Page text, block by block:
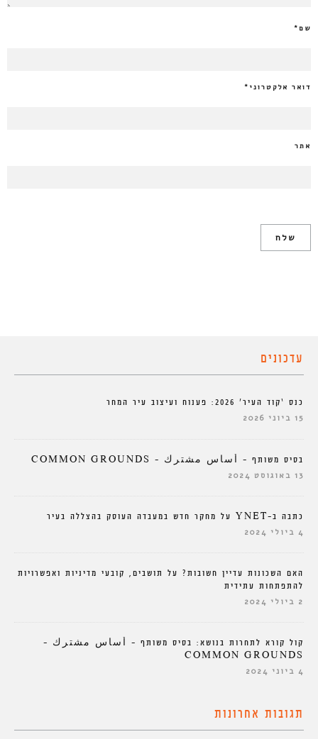
שם*
דואר אלקטרוני *
אתר
עדכונים
כנס ‘קוד העיר’ 2026: פענוח ועיצוב עיר המחר
15 ביוני 2026
בסיס משותף – أساس مشترك – COMMON GROUNDS
13 באוגוסט 2024
כתבה ב-YNET על מחקר חדש במעבדה העוסק בהצללה בעיר
4 ביולי 2024
האם השכונות עדיין חשובות? על תושבים, קובעי מדיניות ואפשרויות
להתפתחות עתידית
2 ביולי 2024
קול קורא לתחרות בנושא: בסיס משותף – أساس مشترك –
COMMON GROUNDS
4 ביוני 2024
תגובות אחרונות